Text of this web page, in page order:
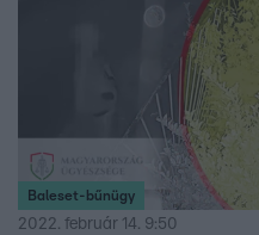
Baleset-bűnügy
2022. február 14. 9:50